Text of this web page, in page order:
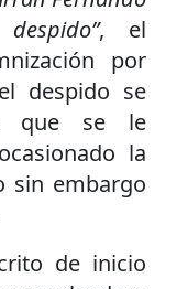
, el
por
despido se
que se le
la
sin embargo
de inicio